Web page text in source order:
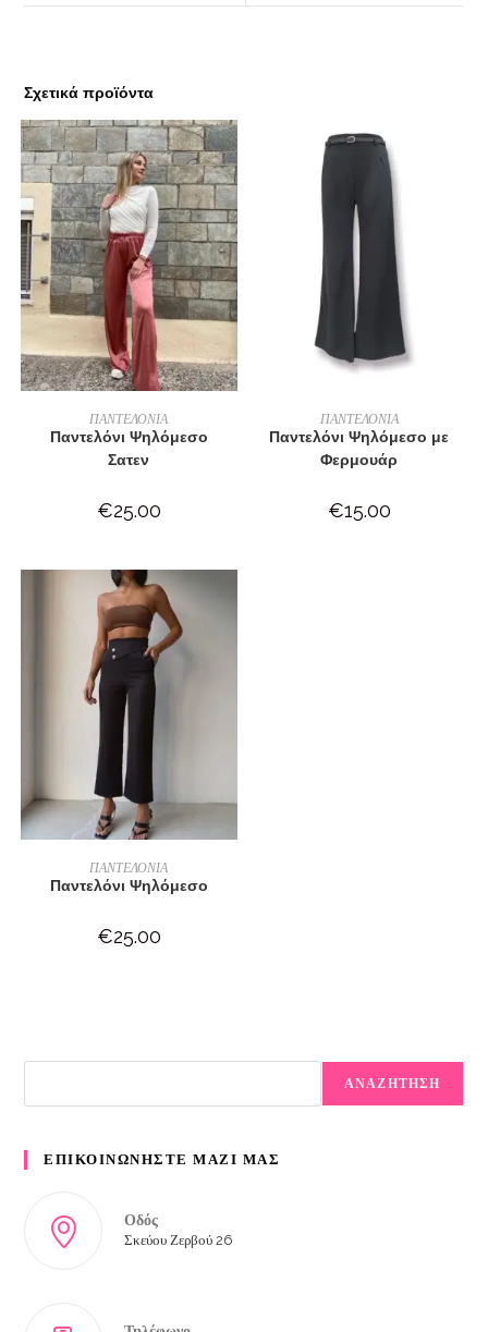
Σχετικά προϊόντα
ΕΠΙΛΟΓΉ
ΠΑΝΤΕΛΟΝΙΑ
Παντελόνι Ψηλόμεσο
Σατεν
€25.00
ΕΠΙΛΟΓΉ
ΠΑΝΤΕΛΟΝΙΑ
Παντελόνι Ψηλόμεσο με
Φερμουάρ
€15.00
ΕΠΙΛΟΓΉ
ΠΑΝΤΕΛΟΝΙΑ
Παντελόνι Ψηλόμεσο
€25.00
ΑΝΑΖΗΤΗΣΗ
ΕΠΙΚΟΙΝΩΝΗΣΤΕ ΜΑΖΙ ΜΑΣ
Οδός
Σκεύου Ζερβού 26